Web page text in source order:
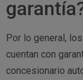
Por lo general,
cuentan con
concesionario